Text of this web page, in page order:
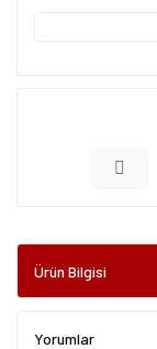
Ürün Bilgisi
Yorumlar